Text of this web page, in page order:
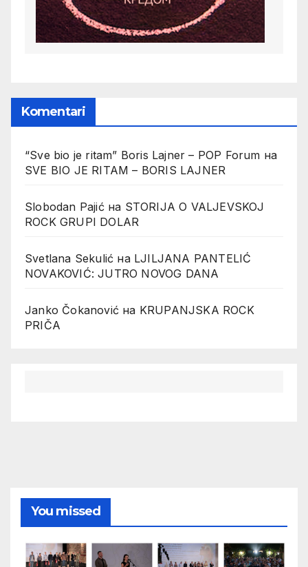
Komentari
“Sve bio je ritam” Boris Lajner – POP Forum на
SVE BIO JE RITAM – BORIS LAJNER
Slobodan Pajićна STORIJA O VALJEVSKOJ
ROCK GRUPI DOLAR
Svetlana Sekulić на LJILJANA PANTELIĆ
NOVAKOVIĆ: JUTRO NOVOG DANA
Janko Čokanović на KRUPANJSKA ROCK
PRIČA
You missed